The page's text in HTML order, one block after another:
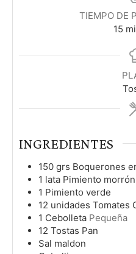
TIEMPO DE
15m
t
o
INGREDIENTES
150 grs Boquerones
1 lata Pimiento morrón
1 Pimiento verde
12 unidades Tomates
1 Cebolleta Pequeña
12 Tostas Pan
Sal maldon